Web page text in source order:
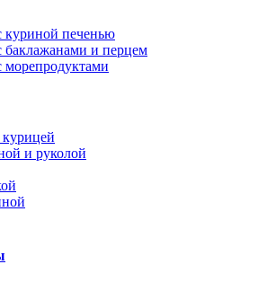
куриной печенью
баклажанами и перцем
морепродуктами
курицей
и руколой